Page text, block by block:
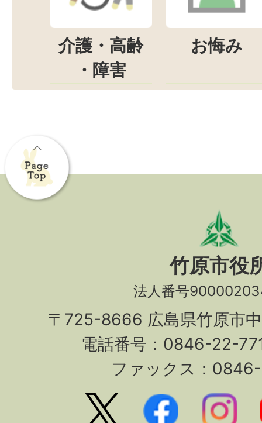
介護・高齢
・障害
お悔み
竹原市役
法人番号
〒725-8666 広島県竹原市
電話番号：0846-22-
ファックス：